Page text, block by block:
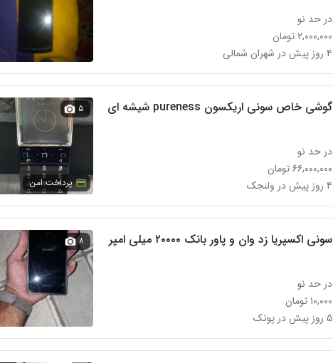
در حد نو
۲,۰۰۰,۰۰۰ تومان
۴ روز پیش در شهران شمالی
گوشی خاص سونی اریکسون pureness شیشه ای
در حد نو
۶۶,۰۰۰,۰۰۰ تومان
۴ روز پیش در ولنجک
۵
پرداخت امن
سونی اکسپریا زد وان و پاور بانک ۲۰۰۰۰ میلی امپر
در حد نو
۱۰,۰۰۰ تومان
۵ روز پیش در پونک
۸